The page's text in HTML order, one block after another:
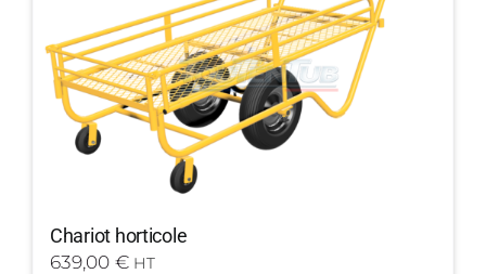
Chariot horticole
639,00 € HT